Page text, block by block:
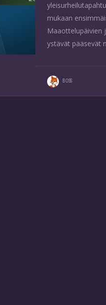
mukaan
Maaottelupäivien
ystävät pääsevät
BOSS